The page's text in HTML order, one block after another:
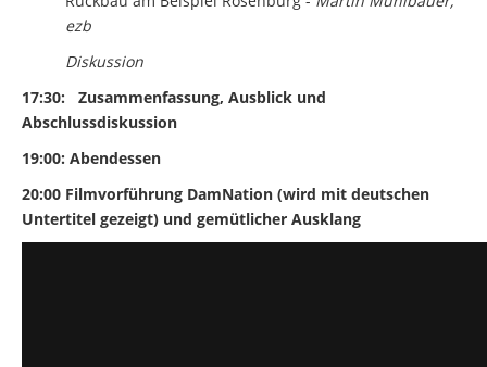
ezb
Diskussion
17:30:
Zusammenfassung, Ausblick und
Abschlussdiskussion
19:00: Abendessen
20:00 Filmvorführung DamNation (wird mit deutschen
Untertitel gezeigt) und gemütlicher Ausklang